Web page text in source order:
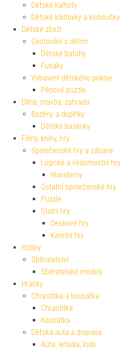
Dětské kalhoty
Dětské kšiltovky a kloboučky
Dětské zboží
Cestování s dětmi
Dětské batohy
Fusaky
Vybavení dětského pokoje
Pěnové puzzle
Dílna, stavba, zahrada
Bazény a doplňky
Dětské bazénky
Filmy, knihy, hry
Společenské hry a zábava
Logické a vědomostní hry
Hlavolamy
Ostatní společenské hry
Puzzle
Stolní hry
Deskové hry
Karetní hry
Hobby
Sběratelství
Sběratelské modely
Hračky
Chrastítka a kousátka
Chrastítka
Kousátka
Dětská auta a doprava
Auta, letadla, lodě